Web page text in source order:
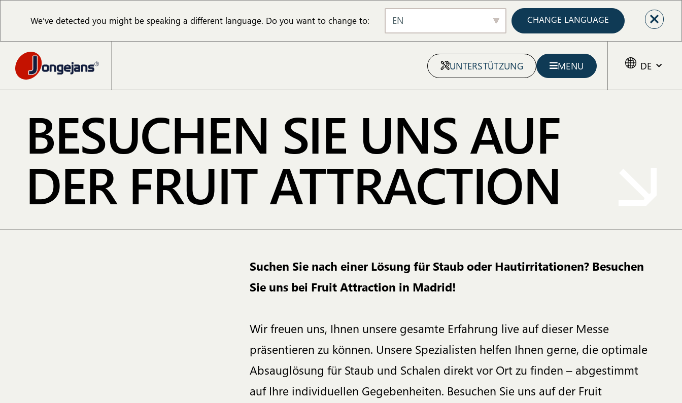
We've detected you might be speaking a different language. Do you want to change to: EN CHANGE LANGUAGE
UNTERSTÜTZUNG MENU DE
BESUCHEN SIE UNS AUF
DER FRUIT ATTRACTION
Suchen Sie nach einer Lösung für Staub oder Hautirritationen? Besuchen
Sie uns bei Fruit Attraction in Madrid!
Wir freuen uns, Ihnen unsere gesamte Erfahrung live auf dieser Messe
präsentieren zu können. Unsere Spezialisten helfen Ihnen gerne, die optimale
Absauglösung für Staub und Schalen direkt vor Ort zu finden – abgestimmt
auf Ihre individuellen Gegebenheiten. Besuchen Sie uns auf der Fruit